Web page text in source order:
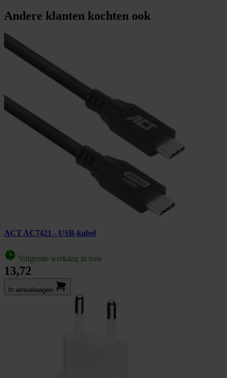
Andere klanten kochten ook
ACT AC7421 - USB-kabel
Volgende werkdag in huis
13,72
In winkel­wagen